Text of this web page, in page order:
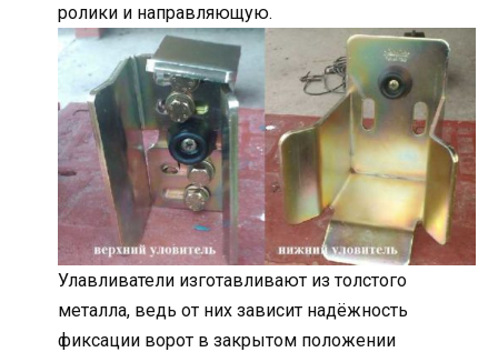
ролики и направляющую.
Улавливатели изготавливают из толстого
металла, ведь от них зависит надёжность
фиксации ворот в закрытом положении